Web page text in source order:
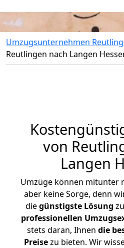
Umzugsunternehmen
Reutlingen nach Langen
von
Langen
Umzüge können mitunter
aber keine Sorge, denn
diegünstigste Lösung
professionellen
stets daran, Ihnen die
Preisezu bieten. Wir